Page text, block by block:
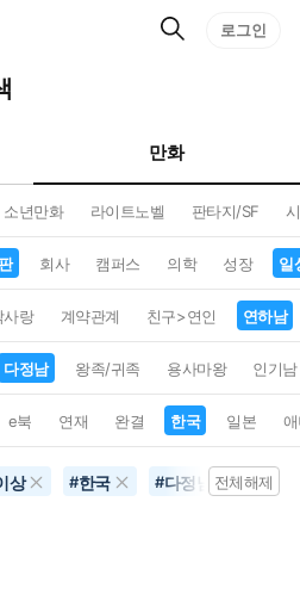
검
로그인
만화
소년만화 라이트노벨 판타지/SF
회사 캠퍼스 의학 성장 일
사랑 계약관계 친구>연인 연하남
다정남 왕족/귀족 용사마왕 인기남
e북 연재 완결 한국 일본
상 #한국 #다정남 #연
전체해제